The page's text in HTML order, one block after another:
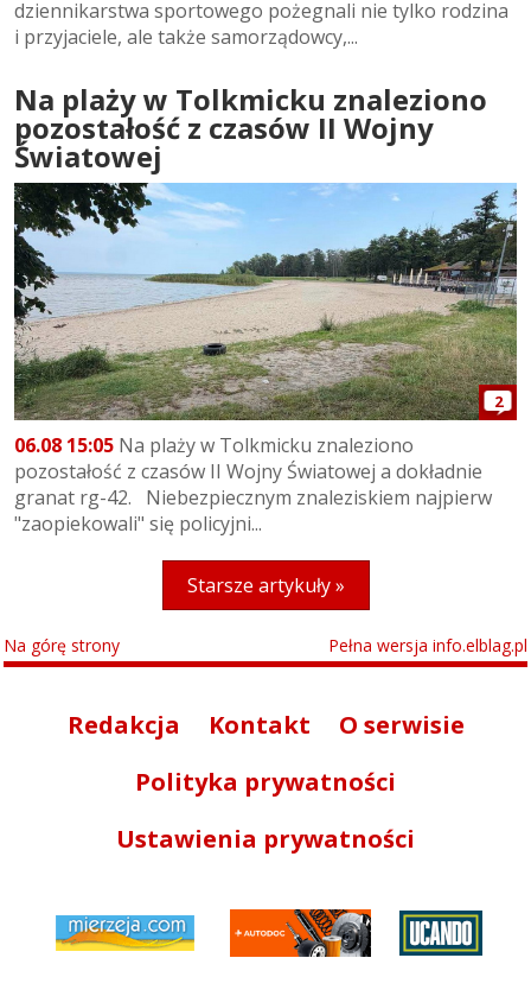
dziennikarstwa sportowego pożegnali nie tylko rodzina
i przyjaciele, ale także samorządowcy,...
Na plaży w Tolkmicku znaleziono
pozostałość z czasów II Wojny
Światowej
2
06.08 15:05 Na plaży w Tolkmicku znaleziono
pozostałość z czasów II Wojny Światowej a dokładnie
granat rg-42. Niebezpiecznym znaleziskiem najpierw
"zaopiekowali" się policyjni...
Starsze artykuły »
Na górę strony Pełna wersja info.elblag.pl
Redakcja Kontakt
O serwisie
Polityka prywatności
Ustawienia prywatności